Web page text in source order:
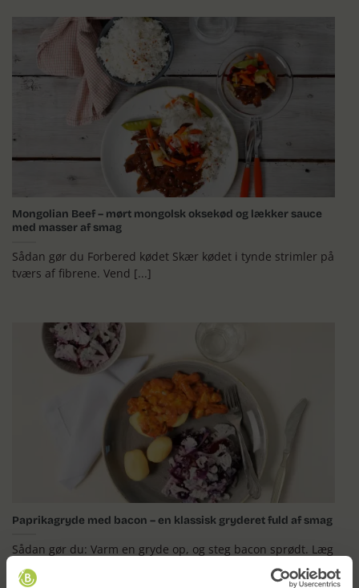
Mongolian Beef – mørt mongolsk oksekød og lækker sauce
med masser af smag
Sådan gør du Forbered kødet Skær kødet i tynde strimler på
tværs af fibrene. Vend [...]
Paprikagryde med bacon – en klassisk gryderet fuld af smag
Sådan gør du: Varm en gryde op, og steg bacon sprødt. Læg
det til side. [...]